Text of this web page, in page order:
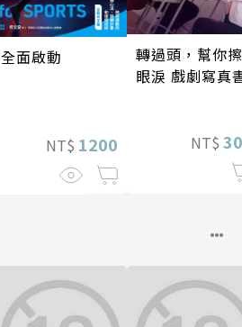
全面啟動
NT$ 1200
轉過頭，幫你擦
眼淚 戲劇寫真
NT$